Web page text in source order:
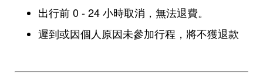
出行前 0 - 24 小時取消，無法退費。
遲到或因個人原因未參加行程，將不獲退款